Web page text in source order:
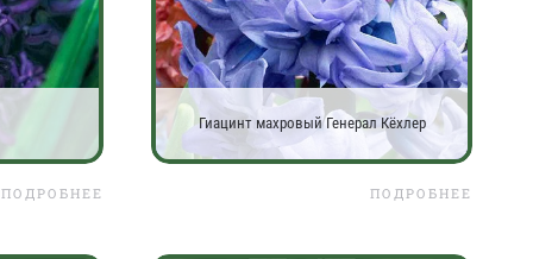
ПОДРОБНЕЕ
Гиацинт махровый Генерал Кёхлер
ПОДРОБНЕЕ